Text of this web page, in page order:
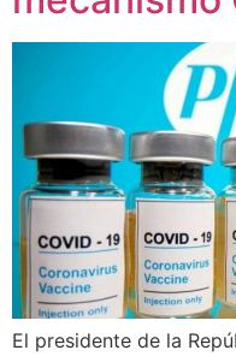
El presidente de la